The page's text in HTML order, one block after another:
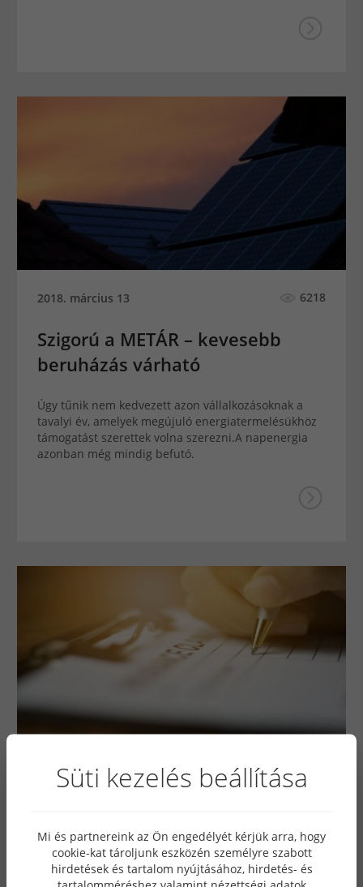
2018. március 13 6218
Szigorú a METÁR – kevesebb
beruházás várható
Úgy tűnik nem kedvezett azon vállalkozásoknak a
tavalyi év, amelyek megújuló energiatermelésükhöz
támogatást szerettek volna szerezni.A napenergia
azonban még mindig befutó.
2018. március 11
Míg korábban mindenki úgy gondolta, hogy nem éri
meg napelemet használni magánháztartásokban,
ezzel szemben ma már ez nem mondható el. Egyre
Süti kezelés beállítása
Mi és partnereink az Ön engedélyét kérjük arra, hogy
cookie-kat tároljunk eszközén személyre szabott
hirdetések és tartalom nyújtásához, hirdetés- és